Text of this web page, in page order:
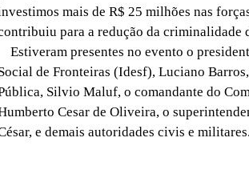
mais de R$ 25 milhões nas
para a redução da criminalidade
Estiveram presentes no evento o
de Fronteiras (Idesf), Luciano
Silvio Maluf, o comandante do
Cesar de Oliveira, o
e demais autoridades civis e militares.